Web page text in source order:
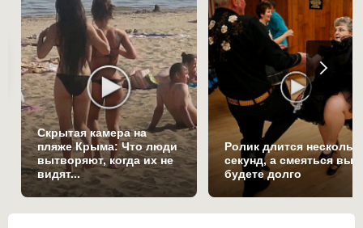
Скрытая камера на
пляже Крыма: Что люди
вытворяют, когда их не
видят...
Ролик длится
секунд, а смеяться вы
будете долго